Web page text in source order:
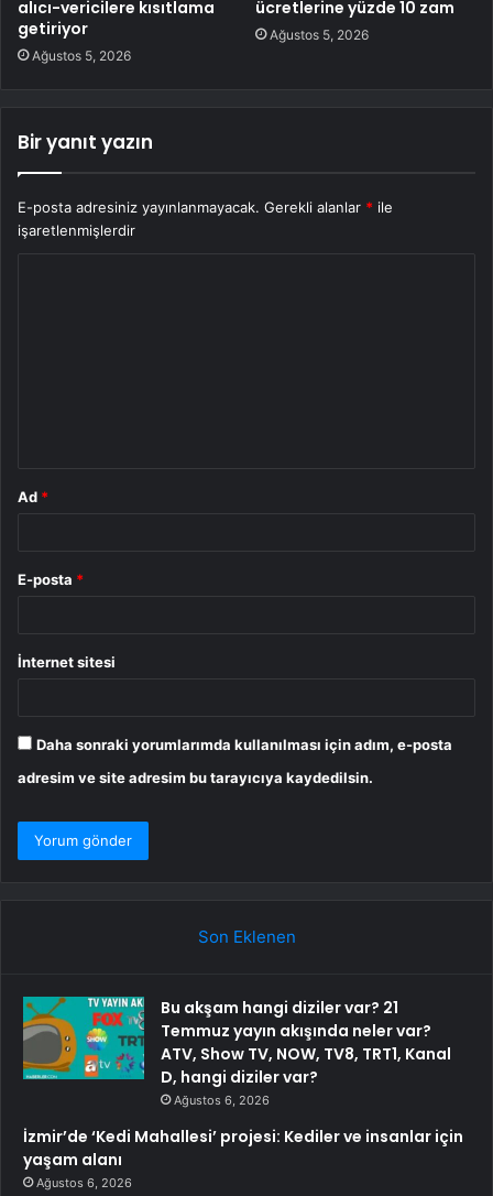
alıcı-vericilere kısıtlama
getiriyor
Ağustos 5, 2026
ücretlerine yüzde 10 zam
Ağustos 5, 2026
Bir yanıt yazın
E-posta adresiniz yayınlanmayacak. Gerekli alanlar * ile
işaretlenmişlerdir
Ad *
E-posta *
İnternet sitesi
Daha sonraki yorumlarımda kullanılması için adım, e-posta
adresim ve site adresim bu tarayıcıya kaydedilsin.
Son Eklenen
Bu akşam hangi diziler var? 21
Temmuz yayın akışında neler var?
ATV, Show TV, NOW, TV8, TRT1, Kanal
D, hangi diziler var?
Ağustos 6, 2026
İzmir’de ‘Kedi Mahallesi’ projesi: Kediler ve insanlar için
yaşam alanı
Ağustos 6, 2026